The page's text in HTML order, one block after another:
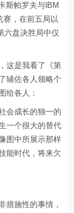
斯帕罗夫与IBM
赛，在前五局以
六盘决胜局中仅
这是我看了《第
辅佐各人领略个
给各人：
会成长的独一的
一个很大的替代
图中所展示那样
能时代，将来欠
措施性的事情，